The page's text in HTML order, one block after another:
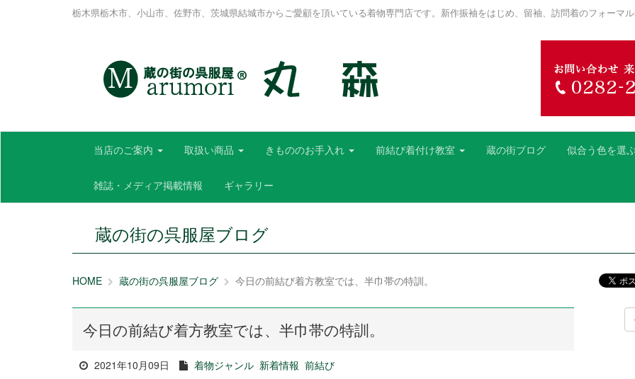
栃木県栃木市、小山市、佐野市、茨城県結城市からご愛顧を頂いている着物専門店です。新作振袖をはじめ、留袖、訪問着のフォーマ
当店のご案内 取扱い商品 きもののお手入れ 前結び着付け教室 蔵の街ブログ 似合う色を選
雑誌・メディア掲載情報 ギャラリー
蔵の街の呉服屋ブログ
HOME 蔵の街の呉服屋ブログ 今日の前結び着方教室では、半巾帯の特訓。
今日の前結び着方教室では、半巾帯の特訓。
2021年10月09日 着物ジャンル 新着情報 前結び